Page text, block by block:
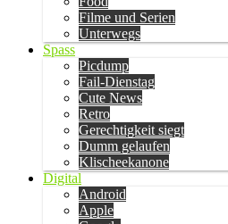
Filme und Serien
Unterwegs
Spass
Picdump
Fail-Dienstag
Cute News
Retro
Gerechtigkeit siegt
Dumm gelaufen
Klischeekanone
Digital
Android
Apple